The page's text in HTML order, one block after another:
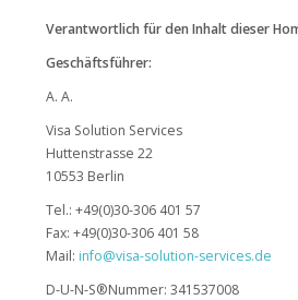
Verantwortlich für den Inhalt dieser
Geschäftsführer:
A. A.
Visa Solution Services
Huttenstrasse 22
10553 Berlin
Tel.: +49(0)30-306 401 57
Fax: +49(0)30-306 401 58
Mail: info@visa-solution-services.de
D-U-N-S®Nummer: 341537008